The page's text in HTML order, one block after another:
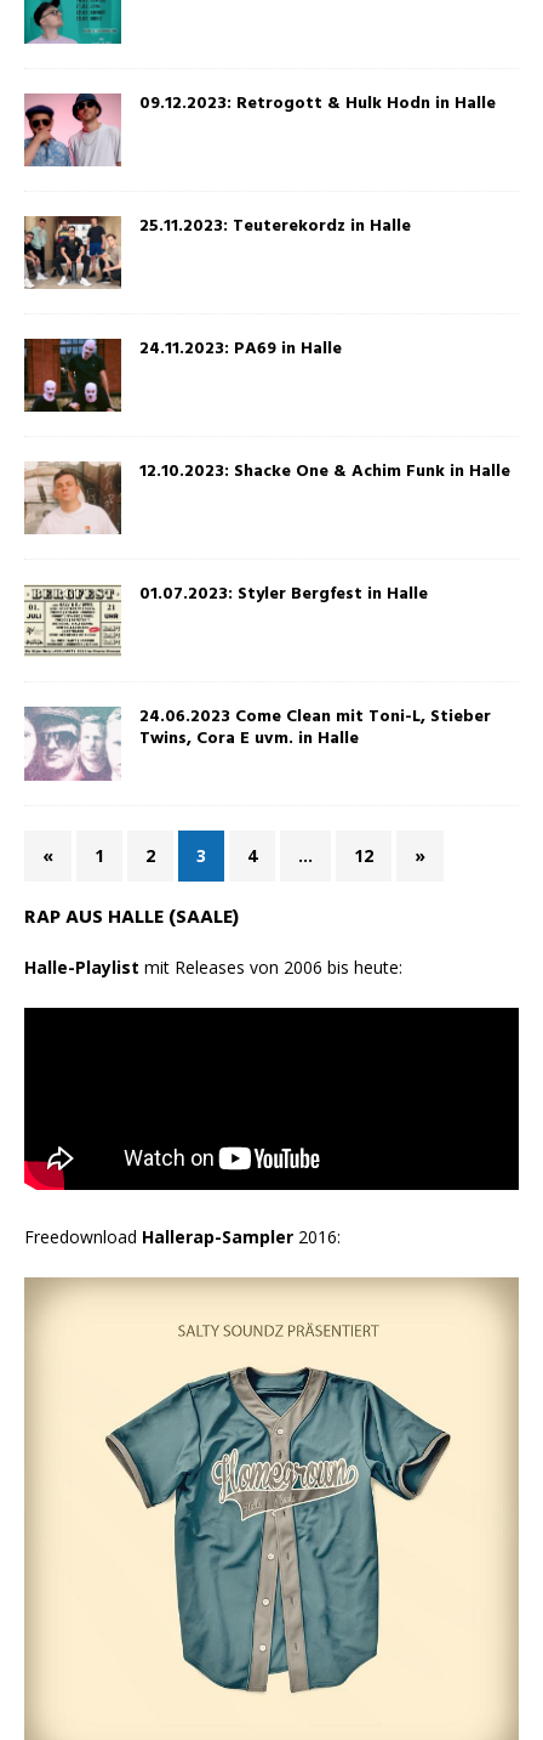
09.12.2023: Retrogott & Hulk Hodn in Halle
25.11.2023: Teuterekordz in Halle
24.11.2023: PA69 in Halle
12.10.2023: Shacke One & Achim Funk in Halle
01.07.2023: Styler Bergfest in Halle
24.06.2023 Come Clean mit Toni-L, Stieber
Twins, Cora E uvm. in Halle
« 1 2 3 4 … 12 »
RAP AUS HALLE (SAALE)
Halle-Playlist mit Releases von 2006 bis heute:
Freedownload Hallerap-Sampler 2016: